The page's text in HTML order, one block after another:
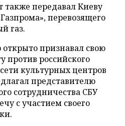
передавал Киеву
перевозящего
газ.
признавал свою
против российского
культурных центров
представителю
сотрудничества СБУ
с участием своего